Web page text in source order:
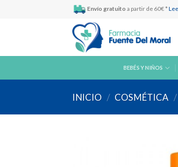
Envío gratuito a partir de 60€ *
BEBÉS Y NIÑOS
INICIO / COSMÉTICA /